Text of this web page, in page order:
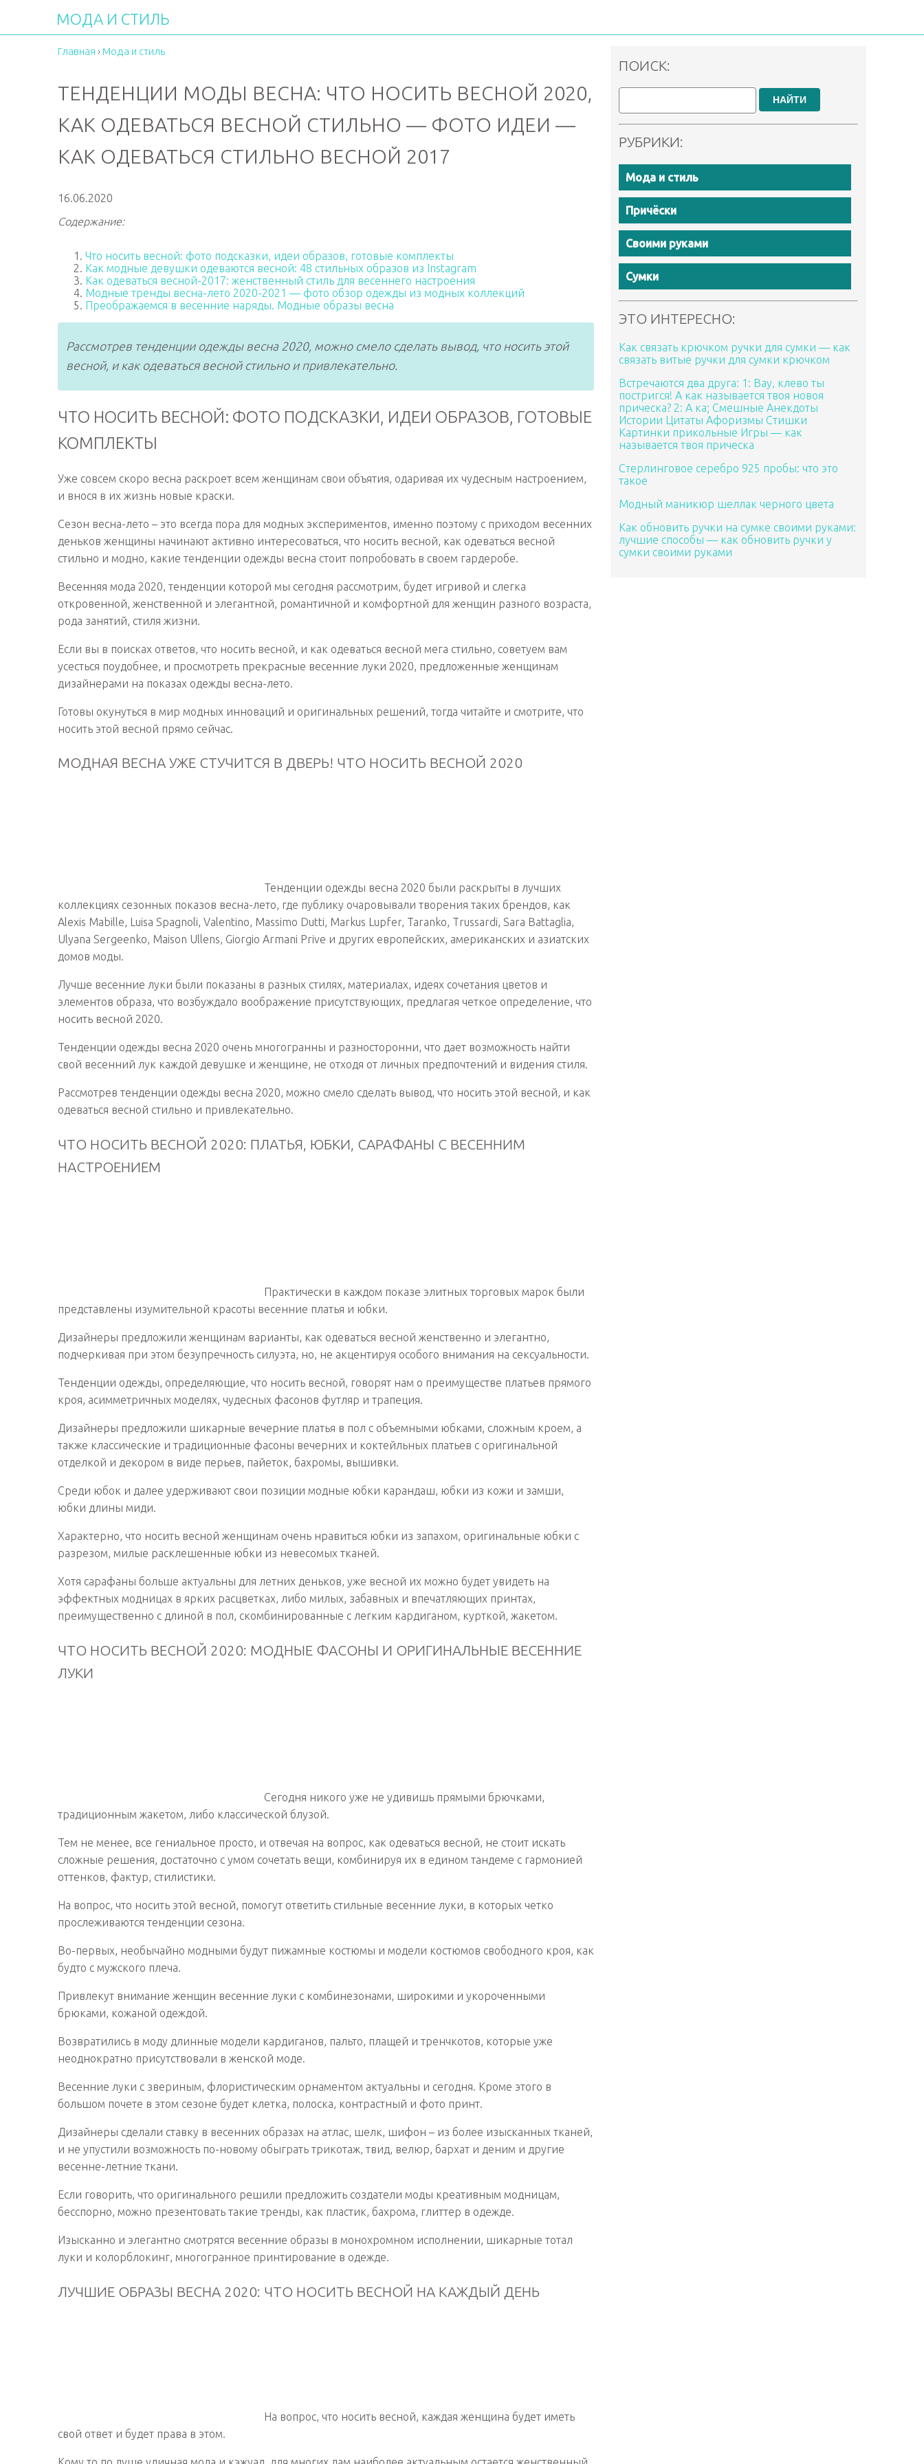
МОДА И СТИЛЬ
Главная › Мода и стиль
ТЕНДЕНЦИИ МОДЫ ВЕСНА: ЧТО НОСИТЬ ВЕСНОЙ 2020,
КАК ОДЕВАТЬСЯ ВЕСНОЙ СТИЛЬНО — ФОТО ИДЕИ —
КАК ОДЕВАТЬСЯ СТИЛЬНО ВЕСНОЙ 2017
16.06.2020
Содержание:
Что носить весной: фото подсказки, идеи образов, готовые комплекты
Как модные девушки одеваются весной: 48 стильных образов из Instagram
Как одеваться весной-2017: женственный стиль для весеннего настроения
Модные тренды весна-лето 2020-2021 — фото обзор одежды из модных коллекций
Преображаемся в весенние наряды. Модные образы весна
Рассмотрев тенденции одежды весна 2020, можно смело сделать вывод, что носить этой
весной, и как одеваться весной стильно и привлекательно.
ЧТО НОСИТЬ ВЕСНОЙ: ФОТО ПОДСКАЗКИ, ИДЕИ ОБРАЗОВ, ГОТОВЫЕ
КОМПЛЕКТЫ
Уже совсем скоро весна раскроет всем женщинам свои объятия, одаривая их чудесным настроением,
и внося в их жизнь новые краски.
Сезон весна-лето – это всегда пора для модных экспериментов, именно поэтому с приходом весенних
деньков женщины начинают активно интересоваться, что носить весной, как одеваться весной
стильно и модно, какие тенденции одежды весна стоит попробовать в своем гардеробе.
Весенняя мода 2020, тенденции которой мы сегодня рассмотрим, будет игривой и слегка
откровенной, женственной и элегантной, романтичной и комфортной для женщин разного возраста,
рода занятий, стиля жизни.
Если вы в поисках ответов, что носить весной, и как одеваться весной мега стильно, советуем вам
усесться поудобнее, и просмотреть прекрасные весенние луки 2020, предложенные женщинам
дизайнерами на показах одежды весна-лето.
Готовы окунуться в мир модных инноваций и оригинальных решений, тогда читайте и смотрите, что
носить этой весной прямо сейчас.
МОДНАЯ ВЕСНА УЖЕ СТУЧИТСЯ В ДВЕРЬ! ЧТО НОСИТЬ ВЕСНОЙ 2020
Тенденции одежды весна 2020 были раскрыты в лучших
коллекциях сезонных показов весна-лето, где публику очаровывали творения таких брендов, как
Alexis Mabille, Luisa Spagnoli, Valentino, Massimo Dutti, Markus Lupfer, Taranko, Trussardi, Sara Battaglia,
Ulyana Sergeenko, Maison Ullens, Giorgio Armani Prive и других европейских, американских и азиатских
домов моды.
Лучше весенние луки были показаны в разных стилях, материалах, идеях сочетания цветов и
элементов образа, что возбуждало воображение присутствующих, предлагая четкое определение, что
носить весной 2020.
Тенденции одежды весна 2020 очень многогранны и разносторонни, что дает возможность найти
свой весенний лук каждой девушке и женщине, не отходя от личных предпочтений и видения стиля.
Рассмотрев тенденции одежды весна 2020, можно смело сделать вывод, что носить этой весной, и как
одеваться весной стильно и привлекательно.
ЧТО НОСИТЬ ВЕСНОЙ 2020: ПЛАТЬЯ, ЮБКИ, САРАФАНЫ С ВЕСЕННИМ
НАСТРОЕНИЕМ
Практически в каждом показе элитных торговых марок были
представлены изумительной красоты весенние платья и юбки.
Дизайнеры предложили женщинам варианты, как одеваться весной женственно и элегантно,
подчеркивая при этом безупречность силуэта, но, не акцентируя особого внимания на сексуальности.
Тенденции одежды, определяющие, что носить весной, говорят нам о преимуществе платьев прямого
кроя, асимметричных моделях, чудесных фасонов футляр и трапеция.
Дизайнеры предложили шикарные вечерние платья в пол с объемными юбками, сложным кроем, а
также классические и традиционные фасоны вечерних и коктейльных платьев с оригинальной
отделкой и декором в виде перьев, пайеток, бахромы, вышивки.
Среди юбок и далее удерживают свои позиции модные юбки карандаш, юбки из кожи и замши,
юбки длины миди.
Характерно, что носить весной женщинам очень нравиться юбки из запахом, оригинальные юбки с
разрезом, милые расклешенные юбки из невесомых тканей.
Хотя сарафаны больше актуальны для летних деньков, уже весной их можно будет увидеть на
эффектных модницах в ярких расцветках, либо милых, забавных и впечатляющих принтах,
преимущественно с длиной в пол, скомбинированные с легким кардиганом, курткой, жакетом.
ЧТО НОСИТЬ ВЕСНОЙ 2020: МОДНЫЕ ФАСОНЫ И ОРИГИНАЛЬНЫЕ ВЕСЕННИЕ
ЛУКИ
Сегодня никого уже не удивишь прямыми брючками,
традиционным жакетом, либо классической блузой.
Тем не менее, все гениальное просто, и отвечая на вопрос, как одеваться весной, не стоит искать
сложные решения, достаточно с умом сочетать вещи, комбинируя их в едином тандеме с гармонией
оттенков, фактур, стилистики.
На вопрос, что носить этой весной, помогут ответить стильные весенние луки, в которых четко
прослеживаются тенденции сезона.
Во-первых, необычайно модными будут пижамные костюмы и модели костюмов свободного кроя, как
будто с мужского плеча.
Привлекут внимание женщин весенние луки с комбинезонами, широкими и укороченными
брюками, кожаной одеждой.
Возвратились в моду длинные модели кардиганов, пальто, плащей и тренчкотов, которые уже
неоднократно присутствовали в женской моде.
Весенние луки с звериным, флористическим орнаментом актуальны и сегодня. Кроме этого в
большом почете в этом сезоне будет клетка, полоска, контрастный и фото принт.
Дизайнеры сделали ставку в весенних образах на атлас, шелк, шифон – из более изысканных тканей,
и не упустили возможность по-новому обыграть трикотаж, твид, велюр, бархат и деним и другие
весенне-летние ткани.
Если говорить, что оригинального решили предложить создатели моды креативным модницам,
бесспорно, можно презентовать такие тренды, как пластик, бахрома, глиттер в одежде.
Изысканно и элегантно смотрятся весенние образы в монохромном исполнении, шикарные тотал
луки и колорблокинг, многогранное принтирование в одежде.
ЛУЧШИЕ ОБРАЗЫ ВЕСНА 2020: ЧТО НОСИТЬ ВЕСНОЙ НА КАЖДЫЙ ДЕНЬ
На вопрос, что носить весной, каждая женщина будет иметь
свой ответ и будет права в этом.
ПОИСК:
НАЙТИ
РУБРИКИ:
Мода и стиль
Причёски
Своими руками
Сумки
ЭТО ИНТЕРЕСНО:
Как связать крючком ручки для сумки — как
связать витые ручки для сумки крючком
Встречаются два друга: 1: Вау, клево ты
постригся! А как называется твоя новоя
прическа? 2: А ка; Смешные Анекдоты
Истории Цитаты Афоризмы Стишки
Картинки прикольные Игры — как
называется твоя прическа
Стерлинговое серебро 925 пробы: что это
такое
Модный маникюр шеллак черного цвета
Как обновить ручки на сумке своими руками:
лучшие способы — как обновить ручки у
сумки своими руками